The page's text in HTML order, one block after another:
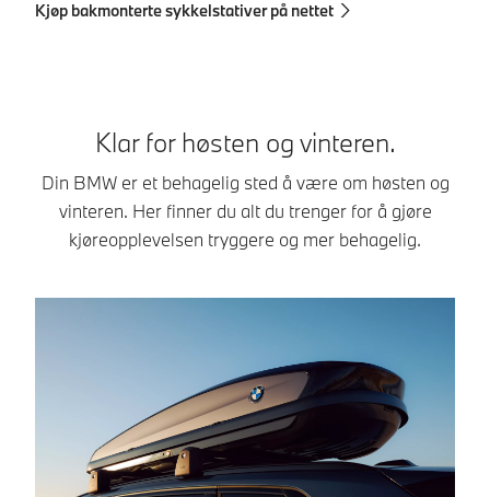
Kjøp bakmonterte sykkelstativer på nettet
Klar for høsten og vinteren.
Din BMW er et behagelig sted å være om høsten og
vinteren. Her finner du alt du trenger for å gjøre
kjøreopplevelsen tryggere og mer behagelig.